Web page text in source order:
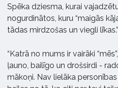
Spēka dziesma, kurai
nogurdinātos, kuru “maigās
tādas mirdzošas un viegli
“Katrā no mums ir vairāki
ļauno, bailīgo un drošsirdi -
mākoņi. Nav lielāka